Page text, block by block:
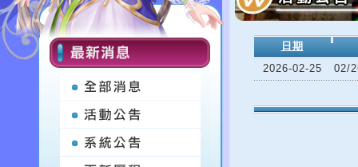
日期
2026-02-25
02/